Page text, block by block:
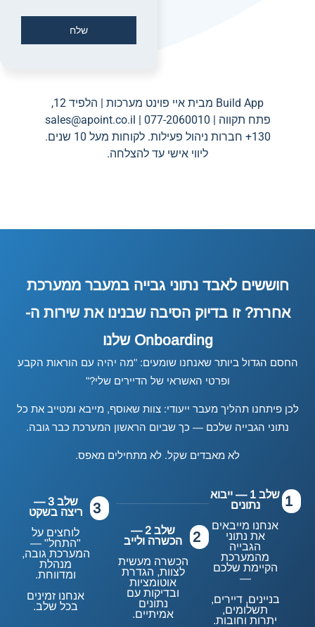
שלח
Build App מבית איי פוינט מערכות | הלפיד 12,
פתח תקווה | 077-2060010 |
sales@apoint.co.il
130+ חברות ניהול פעילות. לקוחות מעל 10 שנים.
ליווי אישי עד להצלחה.
שלב 1 — ייבוא
נתונים
אנחנו מייבאים
את נתוני
הגבייה
מהמערכת
הקיימת שלכם
—
בניינים, דיירים,
תשלומים,
יתרות וחובות.
1
שלב 2 —
הכשרה ולייב
הכשרה מעשית
לצוות, הגדרת
אוטומציות
ובדיקות עם
נתונים
אמיתיים.
2
שלב 3 —
ריצה בשקט
לוחצים על
"התחל" —
המערכת גובה,
מנהלת
ומדווחת.
אנחנו זמינים
בכל שלב.
3
חוששים לאבד נתוני גבייה במעבר ממערכת
אחרת? זו בדיוק הסיבה שבנינו את שירות ה-
Onboarding שלנו
החסם הגדול ביותר שאנחנו שומעים: "מה יהיה עם הוראות הקבע
ופרטי האשראי של הדיירים שלי?"
לכן פיתחנו תהליך מעבר ייעודי: צוות שאוסף, מייבא ומטייב את כל
נתוני הגבייה שלכם — כך שביום הראשון המערכת כבר גובה.
לא מאבדים שקל. לא מתחילים מאפס.